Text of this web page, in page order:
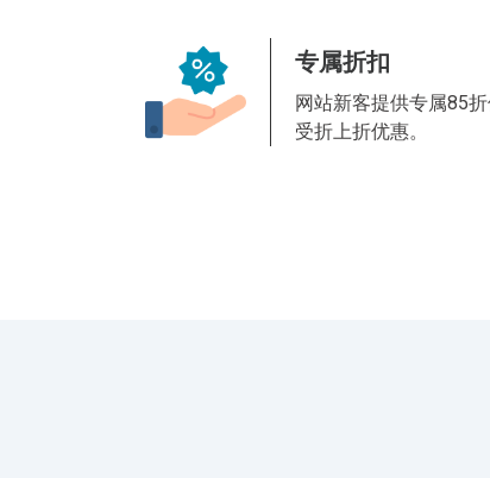
专属折扣
网站新客提供专属85
受折上折优惠。